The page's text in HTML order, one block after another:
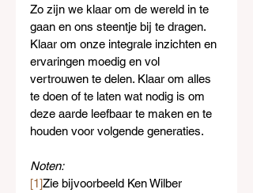
Zo zijn we klaar om de wereld in te
gaan en ons steentje bij te dragen.
Klaar om onze integrale inzichten en
ervaringen moedig en vol
vertrouwen te delen. Klaar om alles
te doen of te laten wat nodig is om
deze aarde leefbaar te maken en te
houden voor volgende generaties.
Noten:
[1]Zie bijvoorbeeld Ken Wilber